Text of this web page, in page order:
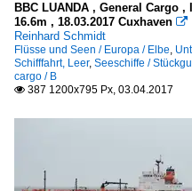
BBC LUANDA , General Cargo ,
16.6m , 18.03.2017 Cuxhaven 
Reinhard Schmidt
Flüsse und Seen / Europa / Elbe,
Schifffahrt, Leer, Seeschiffe /
cargo / B
 387 1200x795 Px, 03.04.2017